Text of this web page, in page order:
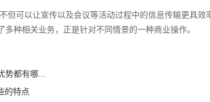
但可以让宣传以及会议等活动过程中的信息传输更具
种相关业务，正是针对不同情景的一种商业操作。
都有哪...
的特点